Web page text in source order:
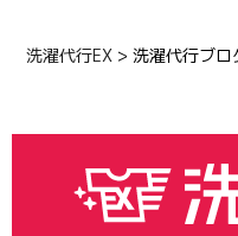
洗濯代行EX >洗濯代行ブロ